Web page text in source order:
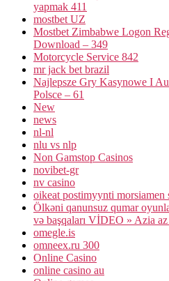
yapmak 411
mostbet UZ
Mostbet Zimbabwe Logon
Download – 349
Motorcycle Service 842
mr jack bet brazil
Najlepsze Gry Kasynowe I
Polsce – 61
New
news
nl-nl
nlu vs nlp
Non Gamstop Casinos
novibet-gr
nv casino
oikeat postimyynti morsiamen
Ölkəni qanunsuz qumar
və başqaları VİDEO » Azia
omegle.is
omneex.ru 300
Online Casino
online casino au